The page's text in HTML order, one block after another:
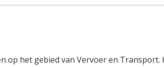
op het gebied van Vervoer en Transport.